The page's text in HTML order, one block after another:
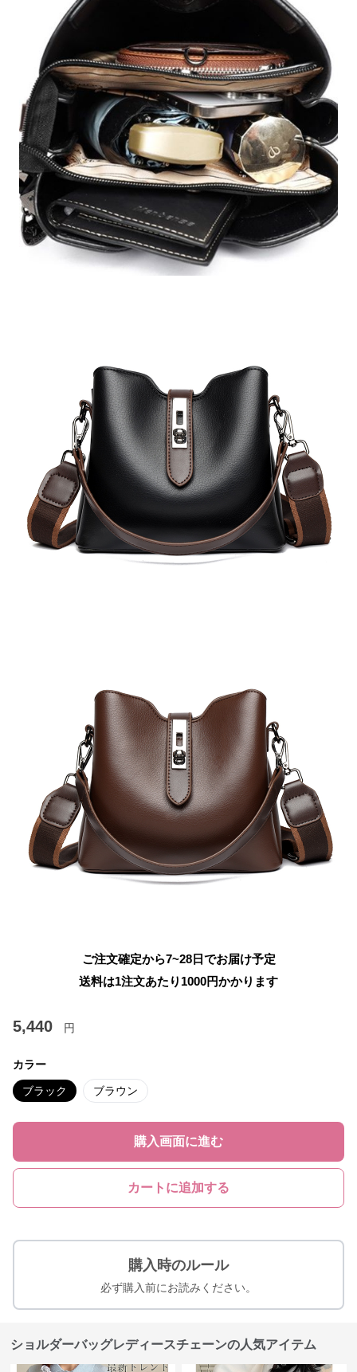
ご注文確定から7~28日でお届け予定
送料は1注文あたり 1000円かかります
5,440 円
カラー
ブラック ブラウン
購入画面に進む
カートに追加する
購入時のルール
必ず購入前にお読みください。
ショルダーバッグレディースチェーンの人気アイテム